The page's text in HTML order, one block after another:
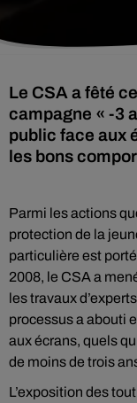
Le CSA a fêté
campagne « -3
public face aux
les bons
Parmi les actions
protection de la
particulière est
2008, le CSA a
les travaux
processus a abouti
aux écrans, quels
de moins de trois
L’exposition des